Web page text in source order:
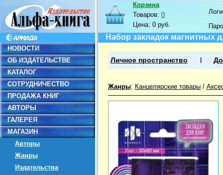
НОВОСТИ
ОБ ИЗДАТЕЛЬСТВЕ
КАТАЛОГ
СОТРУДНИЧЕСТВО
ПРОДАЖА КНИГ
АВТОРЫ
ГАЛЕРЕЯ
МАГАЗИН
Авторы
Жанры
Издательства
Корзина
Товаров:0
Цена:0 руб.
Набор закладок магнитных
Личное пространство
Жанры: Канцелярские товары /